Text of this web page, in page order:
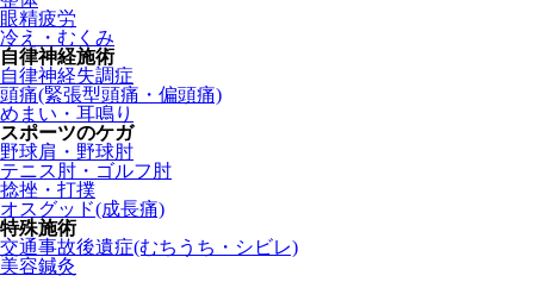
眼精疲労
冷え・むくみ
自律神経施術
自律神経失調症
頭痛(緊張型頭痛・偏頭痛)
めまい・耳鳴り
スポーツのケガ
野球肩・野球肘
テニス肘・ゴルフ肘
捻挫・打撲
オスグッド(成長痛)
特殊施術
交通事故後遺症(むちうち・シビレ)
美容鍼灸